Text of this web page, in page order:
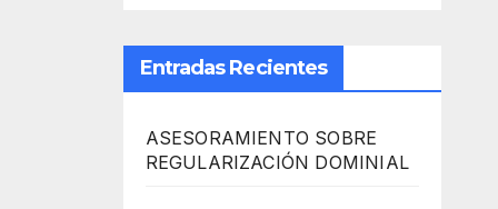
Entradas Recientes
ASESORAMIENTO SOBRE
REGULARIZACIÓN DOMINIAL